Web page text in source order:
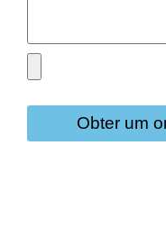
Obter um